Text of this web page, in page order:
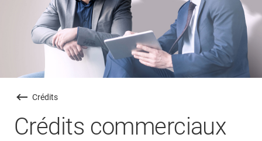
Crédits
Crédits commerciaux